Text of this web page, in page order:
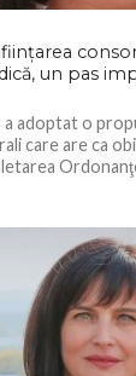
un pas
adoptat o
care are ca